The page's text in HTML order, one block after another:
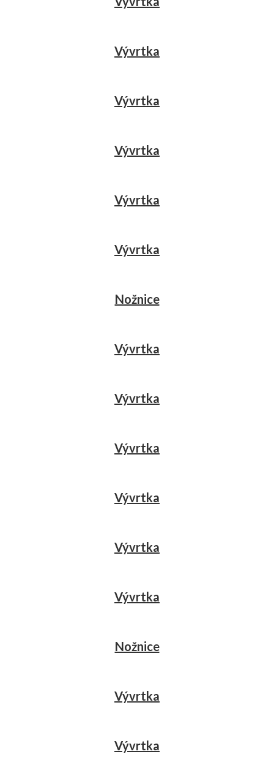
Vývrtka
Vývrtka
Vývrtka
Vývrtka
Vývrtka
Nožnice
Vývrtka
Vývrtka
Vývrtka
Vývrtka
Vývrtka
Vývrtka
Nožnice
Vývrtka
Vývrtka